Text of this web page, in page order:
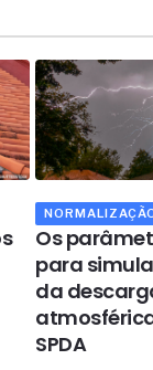
Os
para
da
SPDA